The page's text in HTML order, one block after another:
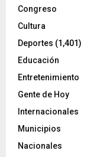
Congreso
Cultura
Deportes (1,401)
Educación
Entretenimiento
Gente de Hoy
Internacionales
Municipios
Nacionales